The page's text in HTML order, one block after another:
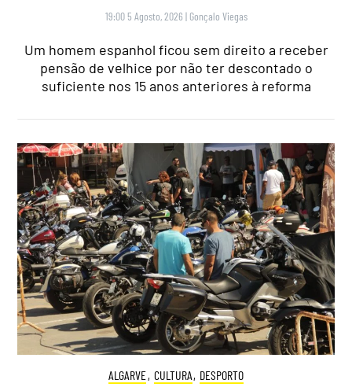
19:00 5 Agosto, 2026 | Gonçalo Viegas
Um homem espanhol ficou sem direito a receber
pensão de velhice por não ter descontado o
suficiente nos 15 anos anteriores à reforma
ALGARVE, CULTURA, DESPORTO